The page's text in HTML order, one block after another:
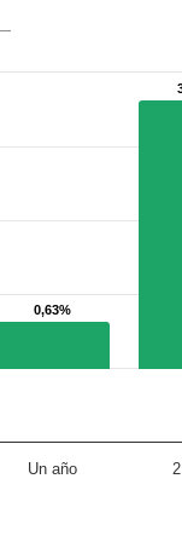
0,63%
0,63%
Un año